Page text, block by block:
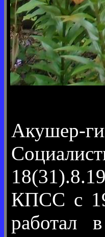
Акушер-
КПСС с
работал